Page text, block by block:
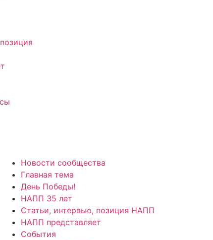
Новости сообщества
Главная тема
День Победы!
НАПП 35 лет
Статьи, интервью, позиция НАПП
НАПП представляет
События